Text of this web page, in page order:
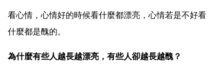
看心情，心情好的時候看什麼都漂亮，心情若是不好看
什麼都是醜的。
為什麼有些人越長越漂亮，有些人卻越長越醜？